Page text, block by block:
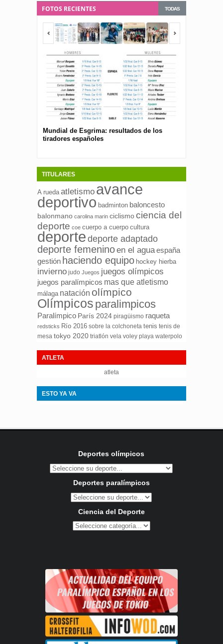
TODAS
FOTOS RECIENTES
Mundial de Esgrima: resultados de los
tiradores españoles
TITULARES
A rueda atletismo avance
deportivo badminton baloncesto
balonmano carolina marin ciclismociencia del
deporte coe cuerpo a cuerpo cultura
deportedeporte adaptado
deporte femeninoen el aguaespaña
gestión haciendo equipo hockey hierba
invierno judo Juegos juegos olímpicos
juegos paralímpicos mas que atletismo
málaga natación olímpico
Olímpicos paralimpicos
Paralímpico París 2024 piragüismo raqueta
redsticks Río 2016 sobre la colchoneta tenis tenis de
mesa tokyo 2020 triatlón vela voley playa waterpolo
ATLETA
atleta
ESTO YA VA
Deportes olímpicos
Deportes paralímpicos
Ciencia del Deporte